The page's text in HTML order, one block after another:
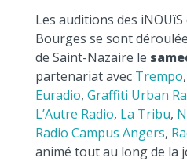
Les auditions des
Bourges se sont
de Saint-Nazaire le
partenariat avec Trempo
Euradio, Graffiti Urban
L’Autre Radio, La Tribu,
Radio Campus Angers,
animé tout au long de la